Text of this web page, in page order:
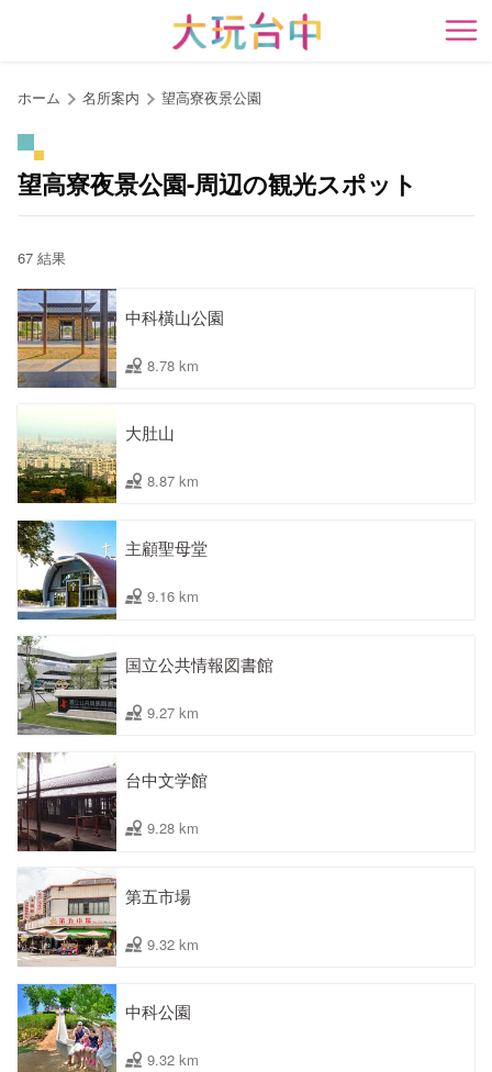
開
ホーム 名所案内 望高寮夜景公園
望高寮夜景公園-周辺の観光スポット
67 結果
中科橫山公園
8.78 km
大肚山
8.87 km
主顧聖母堂
9.16 km
国立公共情報図書館
9.27 km
台中文学館
9.28 km
第五市場
9.32 km
中科公園
9.32 km